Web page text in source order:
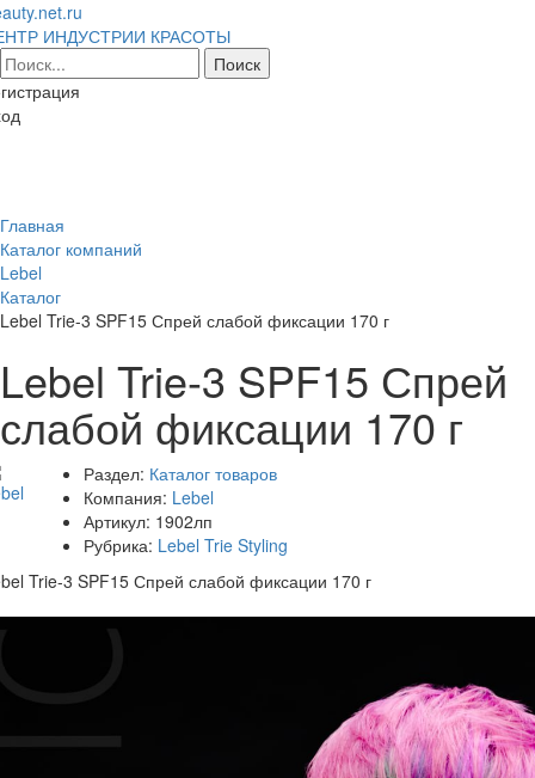
ИНДУСТРИИ КРАСОТЫ
Главная
Каталог компаний
Lebel
Каталог
Lebel Trie-3 SPF15 Спрей слабой фиксации 170 г
Lebel Trie-3 SPF15 Спрей
слабой фиксации 170 г
Раздел: Каталог товаров
Компания: Lebel
Артикул: 1902лп
Рубрика: Lebel Trie Styling
Trie-3 SPF15 Спрей слабой фиксации 170 г